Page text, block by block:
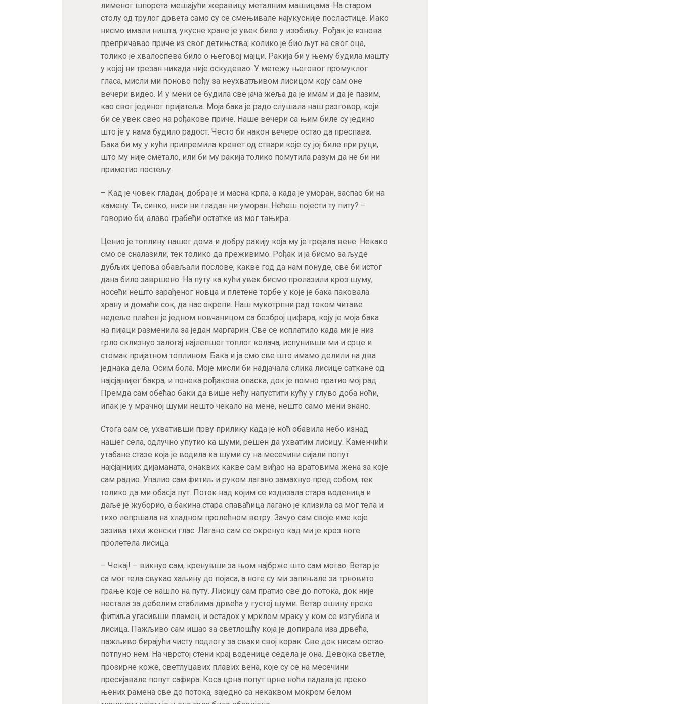
лименог шпорета мешајући жеравицу металним машицама. На старом
столу од трулог дрвета само су се смењивале најукусније посластице. Иако
нисмо имали ништа, укусне хране је увек било у изобиљу. Рођак је изнова
препричавао приче из свог детињства; колико је био љут на свог оца,
толико је хвалоспева било о његовој мајци. Ракија би у њему будила машту
у којој ни трезан никада није оскудевао. У метежу његовог промуклог
гласа, мисли ми поново пођу за неухватљивом лисицом коју сам оне
вечери видео. И у мени се будила све јача жеља да је имам и да је пазим,
као свог јединог пријатеља. Моја бака је радо слушала наш разговор, који
би се увек свео на рођакове приче. Наше вечери са њим биле су једино
што је у нама будило радост. Често би након вечере остао да преспава.
Бака би му у кући припремила кревет од ствари које су јој биле при руци,
што му није сметало, или би му ракија толико помутила разум да не би ни
приметио постељу.
– Кад је човек гладан, добра је и масна крпа, а када је уморан, заспао би на
камену. Ти, синко, ниси ни гладан ни уморан. Нећеш појести ту питу? –
говорио би, алаво грабећи остатке из мог тањира.
Ценио је топлину нашег дома и добру ракију која му је грејала вене. Некако
смо се сналазили, тек толико да преживимо. Рођак и ја бисмо за људе
дубљих џепова обављали послове, какве год да нам понуде, све би истог
дана било завршено. На путу ка кући увек бисмо пролазили кроз шуму,
носећи нешто зарађеног новца и плетене торбе у које је бака паковала
храну и домаћи сок, да нас окрепи. Наш мукотрпни рад током читаве
недеље плаћен је једном новчаницом са безброј цифара, коју је моја бака
на пијаци разменила за један маргарин. Све се исплатило када ми је низ
грло склизнуо залогај најлепшег топлог колача, испунивши ми и срце и
стомак пријатном топлином. Бака и ја смо све што имамо делили на два
једнака дела. Осим бола. Моје мисли би надјачала слика лисице саткане од
најсјајнијег бакра, и понека рођакова опаска, док је помно пратио мој рад.
Премда сам обећао баки да више нећу напустити кућу у глуво доба ноћи,
ипак је у мрачној шуми нешто чекало на мене, нешто само мени знано.
Стога сам се, ухвативши прву прилику када је ноћ обавила небо изнад
нашег села, одлучно упутио ка шуми, решен да ухватим лисицу. Каменчићи
утабане стазе која је водила ка шуми су на месечини сијали попут
најсјајнијих дијаманата, онаквих какве сам виђао на вратовима жена за које
сам радио. Упалио сам фитиљ и руком лагано замахнуо пред собом, тек
толико да ми обасја пут. Поток над којим се издизала стара воденица и
даље је жуборио, а бакина стара спаваћица лагано је клизила са мог тела и
тихо лепршала на хладном пролећном ветру. Зачуо сам своје име које
зазива тихи женски глас. Лагано сам се окренуо кад ми је кроз ноге
пролетела лисица.
– Чекај! – викнуо сам, кренувши за њом најбрже што сам могао. Ветар је
са мог тела свукао хаљину до појаса, а ноге су ми запињале за трновито
грање које се нашло на путу. Лисицу сам пратио све до потока, док није
нестала за дебелим стаблима дрвећа у густој шуми. Ветар ошину преко
фитиља угасивши пламен, и остадох у мрклом мраку у ком се изгубила и
лисица. Пажљиво сам ишао за светлошћу која је допирала иза дрвећа,
пажљиво бирајући чисту подлогу за сваки свој корак. Све док нисам остао
потпуно нем. На чврстој стени крај воденице седела је она. Девојка светле,
прозирне коже, светлуцавих плавих вена, које су се на месечини
пресијавале попут сафира. Коса црна попут црне ноћи падала је преко
њених рамена све до потока, заједно са некаквом мокром белом
Пријавите се за наш NEWSLETTER и
остварите 15% попуста на већ снижене
цене при првој куповини!
Купон не важи за књиге које су већ на специјалним акцијама
ПРИЈАВА